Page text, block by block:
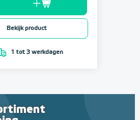
Bekijk product
1 tot 3 werkdagen